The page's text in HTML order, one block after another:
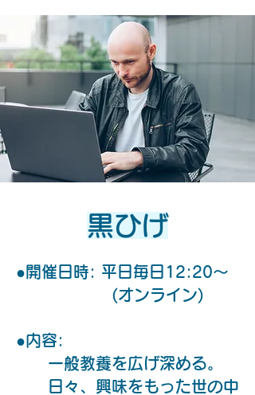
​黒ひげ
●開催日時: 平日毎日12:20～
(オンライン)
●内容:
一般教養を広げ深める。
日々、興味をもった世の中